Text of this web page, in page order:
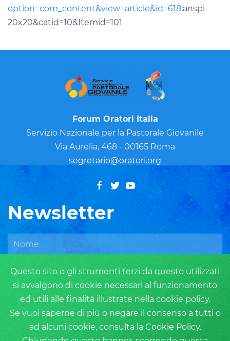
Questo sito o gli strumenti terzi da questo utilizzati
si avvalgono di cookie necessari al funzionamento
ed utili alle finalità illustrate nella cookie policy.
Se vuoi saperne di più o negare il consenso a tutti o
ad alcuni cookie, consulta la Cookie Policy.
option=com_content&view=article&id=618:anspi-
20x20&catid=10&Itemid=101
Forum Oratori Italia
Servizio Nazionale per la Pastorale Giovanile
Via Aurelia, 468 - 00165 Roma
segretario@oratori.org
Newsletter
ISCRIVITI